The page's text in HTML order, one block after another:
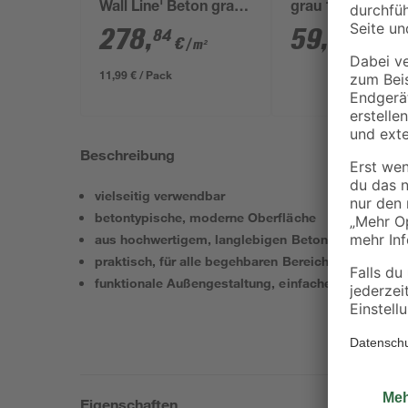
Wall Line' Beton grau
50 x 25 x 8,5 cm
278,84 €/ m²
11,99 € / Pack
grau 100 x 32 x
59,
Beschreibung
vielseitig verwendbar
betontypische, moderne Oberfläche
aus hochwertigem, langlebigen Beton
praktisch, für alle begehbaren Bereiche im Garten
funktionale Außengestaltung, einfache Art der
Eigenschaften